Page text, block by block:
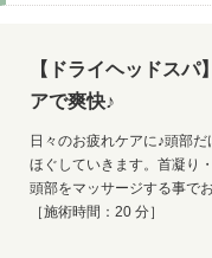
【ドライヘッドス
アで爽快♪
日々のお疲れケアに♪頭部
ほぐしていきます。首凝り
頭部をマッサージする事で
［施術時間：20 分］